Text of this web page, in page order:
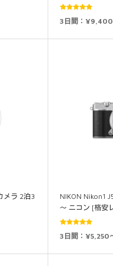
5段階中
3日間：
メラ 2泊3
NIKON Nikon1
～ ニコン [格安
5段階中
5.00 の評価
3日間：¥5,250